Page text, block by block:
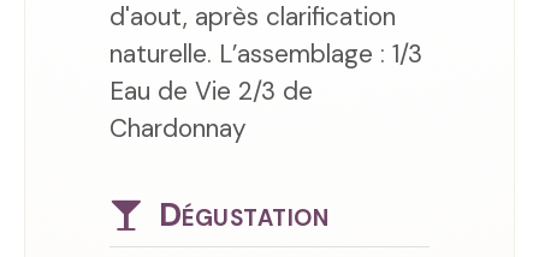
d'aout, après clarification
naturelle. L’assemblage : 1/3
Eau de Vie 2/3 de
Chardonnay
Dégustation